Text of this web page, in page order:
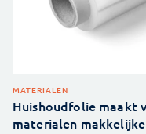
MATERIALEN
Huishoudfolie maakt
materialen